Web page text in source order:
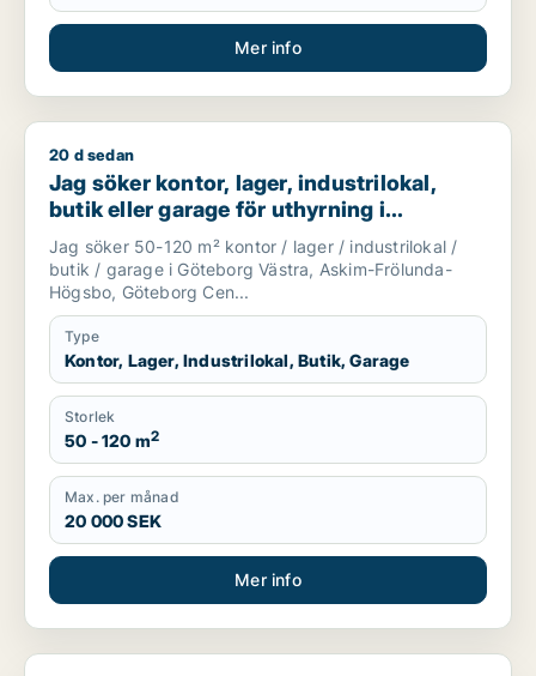
Mer info
Jag söker kontor, lager, industrilokal, butik eller garage för
20 d sedan
Jag söker kontor, lager, industrilokal,
butik eller garage för uthyrning i
Göteborg Västra, Askim-Frölunda-
Högsbo eller Göteborg Centrum m.fl.
Jag söker 50-120 m² kontor / lager / industrilokal /
butik / garage i Göteborg Västra, Askim-Frölunda-
Högsbo, Göteborg Cen...
Type
Kontor, Lager, Industrilokal, Butik, Garage
Storlek
50 - 120 m2
Max. per månad
20 000 SEK
Mer info